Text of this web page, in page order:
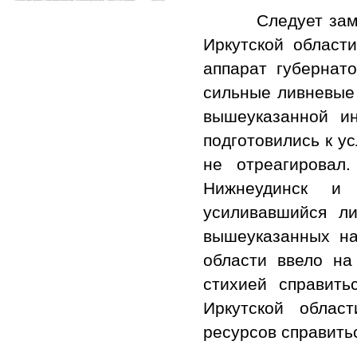
Следует
Иркутской
аппарат
сильные
вышеуказанной
подготовились к
не
Нижнеудинск
усиливавшийся
вышеуказанных
области ввело
стихией
Иркутской
ресурсов